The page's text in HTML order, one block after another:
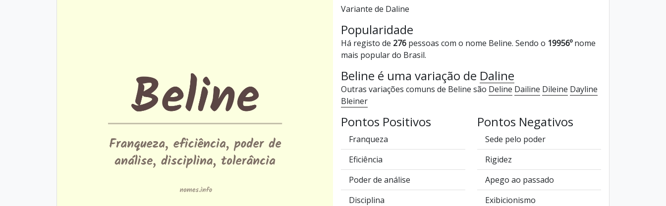
Variante de Daline
Popularidade
Há registo de 276 pessoas com o nome Beline. Sendo o 19956ºnome
mais popular do Brasil.
Beline é uma variação de Daline
Outras variações comuns de Beline são Deline Dailine Dileine Dayline
Bleiner
Pontos Positivos
Franqueza
Eficiência
Poder de análise
Disciplina
Pontos Negativos
Sede pelo poder
Rigidez
Apego ao passado
Exibicionismo